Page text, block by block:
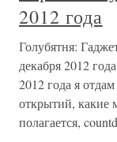
2012 года
Голубятня:
декабря 2012
2012 года я
открытий, какие
полагается,